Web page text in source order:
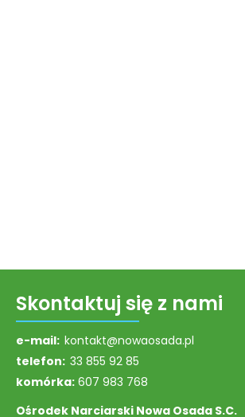
Skontaktuj się z nami
e-mail: kontakt@nowaosada.pl
telefon: 33 855 92 85
komórka: 607 983 768
Ośrodek Narciarski Nowa Osada S.C.